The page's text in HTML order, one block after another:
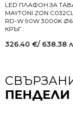
LED ПЛАФОН ЗА
MAYTONI ZON
RD-W 90W 3000K
КРЪГ
326.40 €/ 638.38